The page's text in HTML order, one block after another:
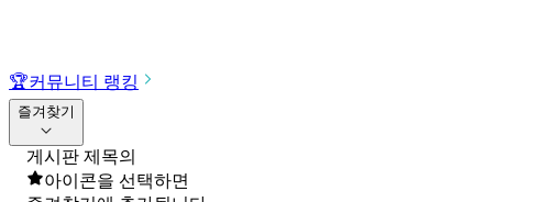
🏆커뮤니티 랭킹
즐겨찾기
게시판 제목의
아이콘을 선택하면